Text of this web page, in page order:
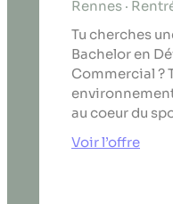
Rennes ·
Tu cherches
Bachelor en
Commercial ?
au coeur du
Voir l’offre